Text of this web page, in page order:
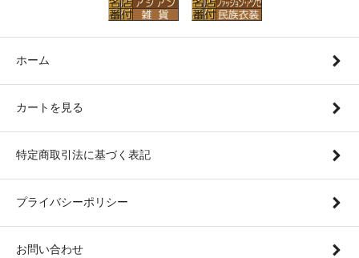
ホーム
カートを見る
特定商取引法に基づく表記
プライバシーポリシー
お問い合わせ